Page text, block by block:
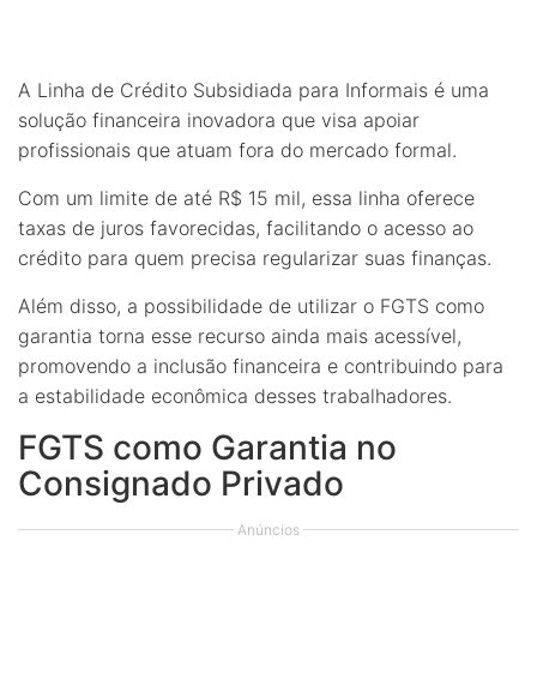
A Linha de Crédito Subsidiada para Informais é uma
solução financeira inovadora que visa apoiar
profissionais que atuam fora do mercado formal.
Com um limite de até R$ 15 mil, essa linha oferece
taxas de juros favorecidas, facilitando o acesso ao
crédito para quem precisa regularizar suas finanças.
Além disso, a possibilidade de utilizar o FGTS como
garantia torna esse recurso ainda mais acessível,
promovendo a inclusão financeira e contribuindo para
a estabilidade econômica desses trabalhadores.
FGTS como Garantia no
Consignado Privado
Anúncios